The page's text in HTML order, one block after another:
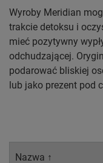
Wyroby Meridian
trakcie detoksu i
mieć pozytywny
odchudzającej.
podarować bliskiej
lub jako prezent pod